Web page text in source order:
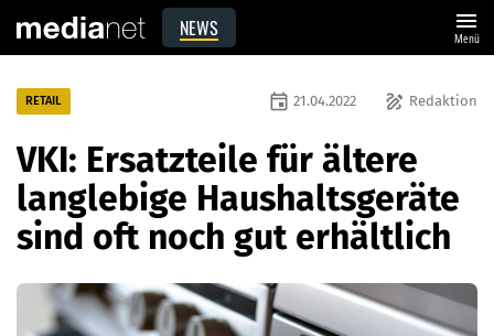
NEWS menu
Menü
RETAIL draw Redaktion
event 21.04.2022
VKI: Ersatzteile für ältere
langlebige Haushaltsgeräte
sind oft noch gut erhältlich